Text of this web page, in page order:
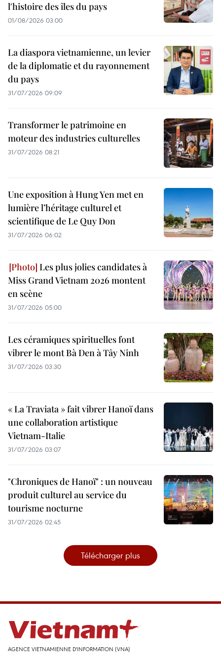
l'histoire des îles du pays
01/08/2026 03:00
La diaspora vietnamienne, un levier
de la diplomatie et du rayonnement
du pays
31/07/2026 09:09
Transformer le patrimoine en
moteur des industries culturelles
31/07/2026 08:21
Une exposition à Hung Yen met en
lumière l’héritage culturel et
scientifique de Le Quy Don
31/07/2026 06:02
Les plus jolies candidates à
Miss Grand Vietnam 2026 montent
en scène
31/07/2026 05:00
Les céramiques spirituelles font
vibrer le mont Bà Den à Tây Ninh
31/07/2026 03:30
« La Traviata » fait vibrer Hanoï dans
une collaboration artistique
Vietnam-Italie
31/07/2026 03:07
"Chroniques de Hanoï" : un nouveau
produit culturel au service du
tourisme nocturne
31/07/2026 02:45
Télécharger plus
AGENCE VIETNAMIENNE D'INFORMATION (VNA)